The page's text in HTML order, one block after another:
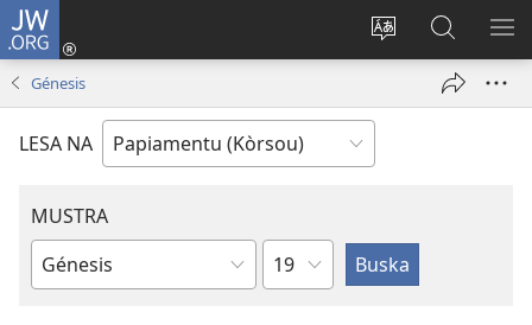
JW.ORG
Kambia
Log
window)
Buska
Riba
JW.ORG
Génesis
LESA NA
MUSTRA
Buki
Kapítulo